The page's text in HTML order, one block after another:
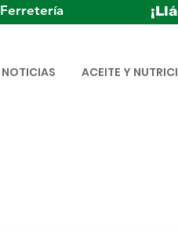
NOTICIAS ACEITE Y